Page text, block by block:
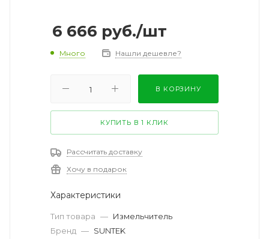
6 666 руб./шт
Много Нашли дешевле?
В КОРЗИНУ
КУПИТЬ В 1 КЛИК
Рассчитать доставку
Хочу в подарок
Характеристики
Тип товара — Измельчитель
Бренд — SUNTEK